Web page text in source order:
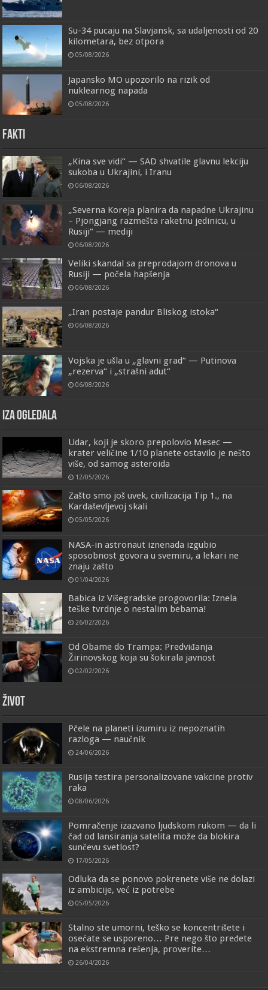
Su-34 pucaju na Slavjansk, sa udaljenosti od 20
kilometara, bez otpora
05/08/2026
Japansko MO upozorilo na rizik od
nuklearnog napada
05/08/2026
FAKTI
„Kina sve vidi“ — SAD shvatile glavnu lekciju
sukoba u Ukrajini, i Iranu
06/08/2026
„Severna Koreja planira da napadne Ukrajinu
– Pjongjang razmešta raketnu jedinicu, u
Rusiji“ — mediji
06/08/2026
Veliki skandal sa preprodajom dronova u
Rusiji — počela hapšenja
06/08/2026
„Iran postaje pandur Bliskog istoka“
06/08/2026
Vojska je ušla u „glavni grad“ — Putinova
„rezerva“ i „strašni adut“
06/08/2026
IZA OGLEDALA
Udar, koji je skoro prepolovio Mesec —
krater veličine 1/10 planete ostavilo je nešto
više, od samog asteroida
12/05/2026
Zašto smo još uvek, civilizacija Tip 1., na
Kardaševljevoj skali
05/05/2026
NASA-in astronaut iznenada izgubio
sposobnost govora u svemiru, a lekari ne
znaju zašto
01/04/2026
Babica iz Višegradske progovorila: Iznela
teške tvrdnje o nestalim bebama!
26/02/2026
Od Obame do Trampa: Predviđanja
Žirinovskog koja su šokirala javnost
02/02/2026
ŽIVOT
Pčele na planeti izumiru iz nepoznatih
razloga — naučnik
24/06/2026
Rusija testira personalizovane vakcine protiv
raka
08/06/2026
Pomračenje izazvano ljudskom rukom — da li
čađ od lansiranja satelita može da blokira
sunčevu svetlost?
17/05/2026
Odluka da se ponovo pokrenete više ne dolazi
iz ambicije, već iz potrebe
05/05/2026
Stalno ste umorni, teško se koncentrišete i
osećate se usporeno… Pre nego što pređete
na ekstremna rešenja, proverite…
26/04/2026